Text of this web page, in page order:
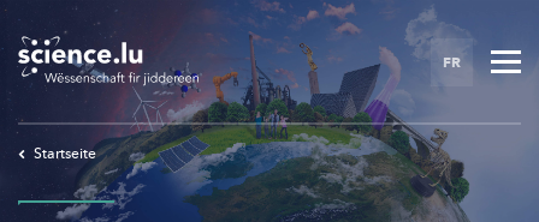
Skip
to
main
content
FR
Startseite